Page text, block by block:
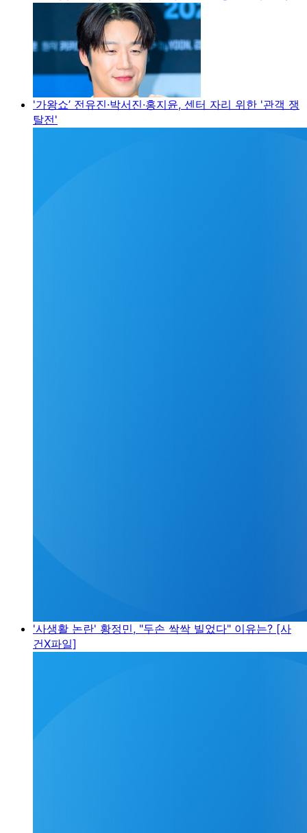
'가왕쇼’ 전유진·박서진·홍지윤, 센터 자리 위한 '관객 쟁
탈전'
'사생활 논란' 황정민, "두손 싹싹 빌었다" 이유는? [사
건X파일]